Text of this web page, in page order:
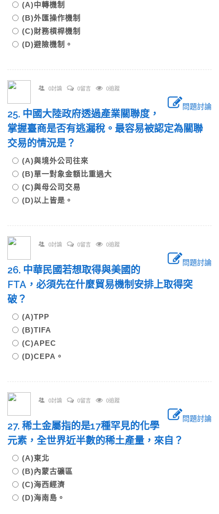
(A)中轉機制
(B)外匯操作機制
(C)財務槓桿機制
(D)避險機制。
0討論 0留言 0追蹤
問題討論
25. 中國大陸政府透過產業關聯度，
掌握臺商是否有逃漏稅。最容易被認定為關聯
交易的情況是？
(A)與境外公司往來
(B)單一對象金額比重過大
(C)與母公司交易
(D)以上皆是。
0討論 0留言 0追蹤
問題討論
26. 中華民國若想取得與美國的
FTA，必須先在什麼貿易機制安排上取得突
破？
(A)TPP
(B)TIFA
(C)APEC
(D)CEPA。
0討論 0留言 0追蹤
問題討論
27. 稀土金屬指的是17種罕見的化學
元素，全世界近半數的稀土產量，來自？
(A)東北
(B)內蒙古礦區
(C)海西經濟
(D)海南島。